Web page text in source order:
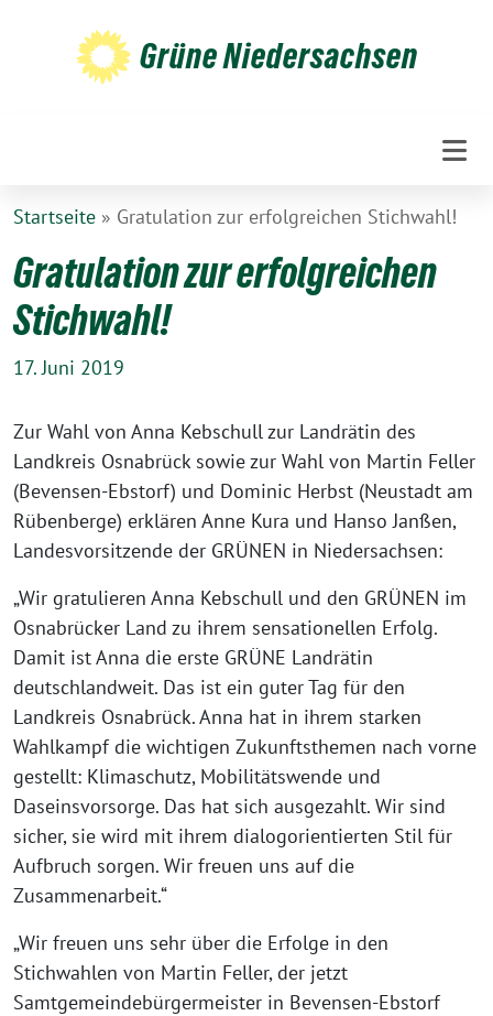
Grüne Niedersachsen
Startseite » Gratulation zur erfolgreichen Stichwahl!
Gratulation zur erfolgreichen
Stichwahl!
17. Juni 2019
Zur Wahl von Anna Kebschull zur Landrätin des
Landkreis Osnabrück sowie zur Wahl von Martin Feller
(Bevensen-Ebstorf) und Dominic Herbst (Neustadt am
Rübenberge) erklären Anne Kura und Hanso Janßen,
Landesvorsitzende der GRÜNEN in Niedersachsen:
„Wir gratulieren Anna Kebschull und den GRÜNEN im
Osnabrücker Land zu ihrem sensationellen Erfolg.
Damit ist Anna die erste GRÜNE Landrätin
deutschlandweit. Das ist ein guter Tag für den
Landkreis Osnabrück. Anna hat in ihrem starken
Wahlkampf die wichtigen Zukunftsthemen nach vorne
gestellt: Klimaschutz, Mobilitätswende und
Daseinsvorsorge. Das hat sich ausgezahlt. Wir sind
sicher, sie wird mit ihrem dialogorientierten Stil für
Aufbruch sorgen. Wir freuen uns auf die
Zusammenarbeit.“
„Wir freuen uns sehr über die Erfolge in den
Stichwahlen von Martin Feller, der jetzt
Samtgemeindebürgermeister in Bevensen-Ebstorf